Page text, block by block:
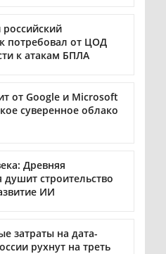
российский
потребовал от ЦОД
к атакам БПЛА
от Google и Microsoft
суверенное облако
Древняя
душит строительство
ИИ
затраты на дата-
рухнут на треть